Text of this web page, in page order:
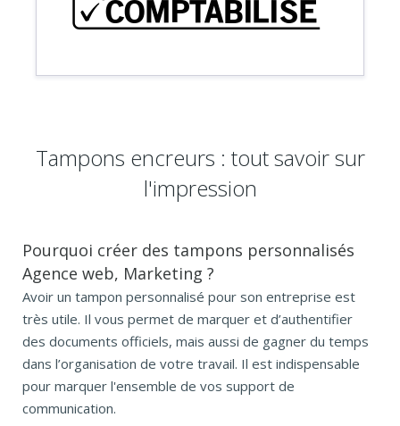
COMPTABILISÉ
Tampons encreurs : tout savoir sur
l'impression
Pourquoi créer des tampons personnalisés
Agence web, Marketing ?
Avoir un tampon personnalisé pour son entreprise est
très utile. Il vous permet de marquer et d’authentifier
des documents officiels, mais aussi de gagner du temps
dans l’organisation de votre travail. Il est indispensable
pour marquer l'ensemble de vos support de
communication.